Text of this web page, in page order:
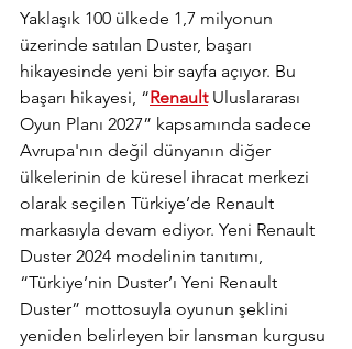
Yaklaşık 100 ülkede 1,7 milyonun
üzerinde satılan Duster, başarı
hikayesinde yeni bir sayfa açıyor. Bu
başarı hikayesi, “Renault Uluslararası
Oyun Planı 2027” kapsamında sadece
Avrupa'nın değil dünyanın diğer
ülkelerinin de küresel ihracat merkezi
olarak seçilen Türkiye’de Renault
markasıyla devam ediyor. Yeni Renault
Duster 2024 modelinin tanıtımı,
“Türkiye’nin Duster’ı Yeni Renault
Duster” mottosuyla oyunun şeklini
yeniden belirleyen bir lansman kurgusu